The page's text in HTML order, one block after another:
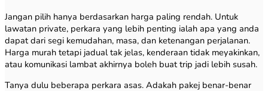
Jangan pilih hanya berdasarkan harga paling rendah. Untuk
lawatan private, perkara yang lebih penting ialah apa yang anda
dapat dari segi kemudahan, masa, dan ketenangan perjalanan.
Harga murah tetapi jadual tak jelas, kenderaan tidak meyakinkan,
atau komunikasi lambat akhirnya boleh buat trip jadi lebih susah.
Tanya dulu beberapa perkara asas. Adakah pakej benar-benar